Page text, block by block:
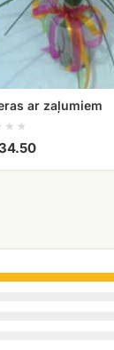
ar zaļumiem